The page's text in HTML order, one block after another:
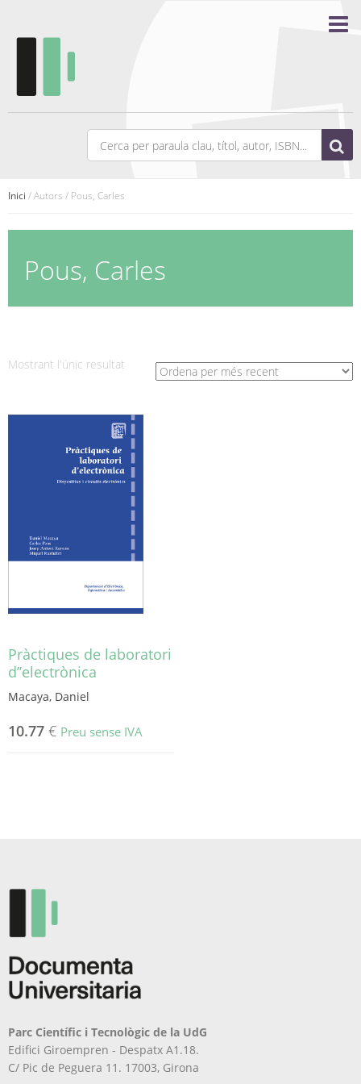
Inici / Autors / Pous, Carles
Pous, Carles
Mostrant l'únic resultat
Pràctiques de laboratori
d’’electrònica
Macaya, Daniel
10.77 € Preu sense IVA
Parc Científic i Tecnològic de la UdG
Edifici Giroempren - Despatx A1.18.
C/ Pic de Peguera 11. 17003, Girona